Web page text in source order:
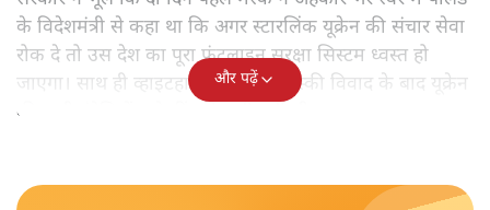
के विदेशमंत्री से कहा था कि अगर स्टारलिंक यूक्रेन की संचार सेवा
रोक दे तो उस देश का पूरा फ्रंटलाइन सुरक्षा सिस्टम ध्वस्त हो
जाएगा। साथ ही व्हाइटहाउस में ट्रम्प-जेलेंस्की विवाद के बाद यूक्रेन
की सभी इंटेलिजेंस शेयरिंग रोक दी गयी थी।
और पढ़ें